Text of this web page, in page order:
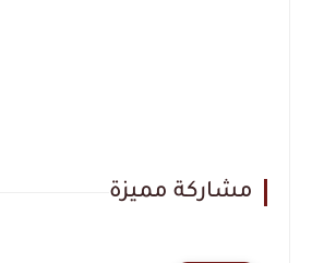
مشاركة مميزة